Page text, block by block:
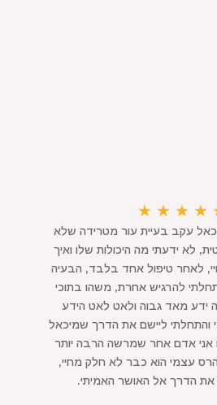
★
★
★
★
עקב בעיית עור מטרידה שלא
לא ידעתי מה היכולות שלו ואיך
לאחר טיפול אחד בלבד, הבעיה
להרגיש אחרת, משהו בתוכי
ידע מאד גבוה ולאט לאט הידע
והתחלתי ליישם את הדרך שמיכאל
אני אדם אחר שמרשה הרבה יותר
הרס עצמי הוא כבר לא חלק מחיי,
הדרך אל האושר האמיתי.